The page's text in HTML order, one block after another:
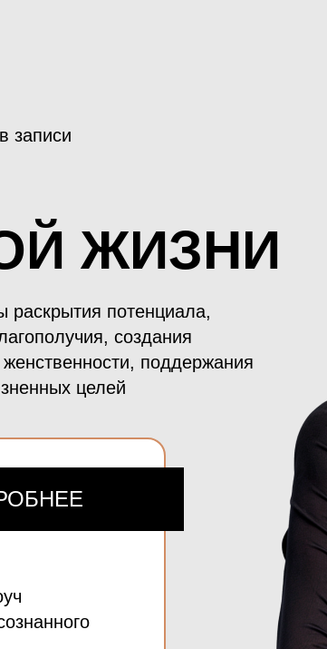
в записи
ЖИЗНИ
раскрытия потенциала,
создания
поддержания
целей
ВЫ